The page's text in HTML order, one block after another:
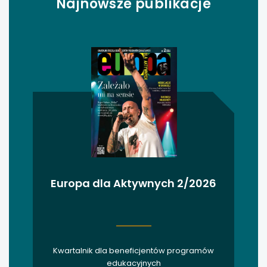
uwaga, link otwiera się w nowej karcie
uwaga, link otwiera się w nowej karcie
uwaga, link otwiera się w nowej karcie
uwaga, link otwiera się w nowej karcie
uwaga, link otwiera się w nowej karcie
uwaga, link otwiera się w nowej karcie
uwaga, link otwiera się w nowej karcie
Najnowsze publikacje
Europa dla Aktywnych 2/2026
Kwartalnik dla beneficjentów programów
edukacyjnych